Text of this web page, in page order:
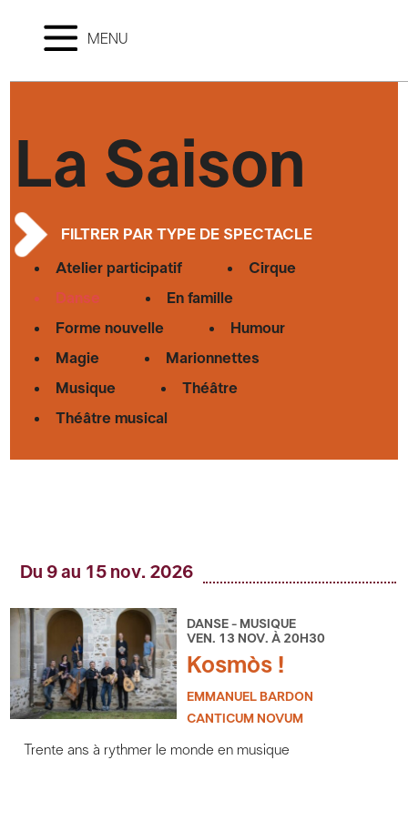
MENU
La Saison
FILTRER PAR TYPE DE SPECTACLE
Atelier participatif
Cirque
Danse
En famille
Forme nouvelle
Humour
Magie
Marionnettes
Musique
Théâtre
Théâtre musical
Du 9 au 15 nov. 2026
DANSE - MUSIQUE
VEN. 13 NOV. À 20H30
Kosmòs !
EMMANUEL BARDON
CANTICUM NOVUM
Trente ans à rythmer le monde en musique